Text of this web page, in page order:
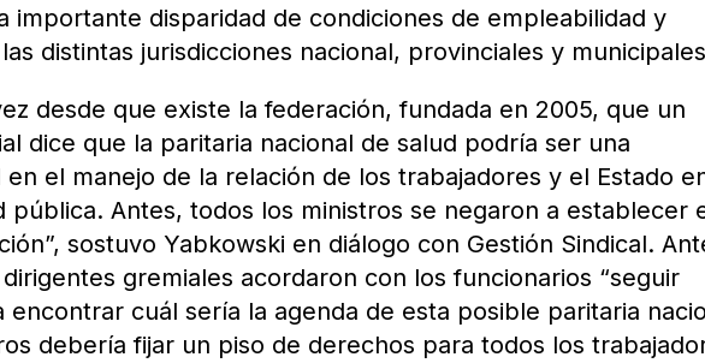
importante disparidad de condiciones de empleabilidad y
distintas jurisdicciones nacional, provinciales y
desde que existe la federación, fundada en 2005, que un
dice que la paritaria nacional de salud podría ser una
el manejo de la relación de los trabajadores y el Estado
pública. Antes, todos los ministros se negaron a establecer
sostuvo Yabkowski en diálogo con Gestión Sindical.
gremiales acordaron con los funcionarios “seguir
encontrar cuál sería la agenda de esta posible paritaria
debería fijar un piso de derechos para todos los